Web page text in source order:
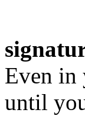
Even in
until